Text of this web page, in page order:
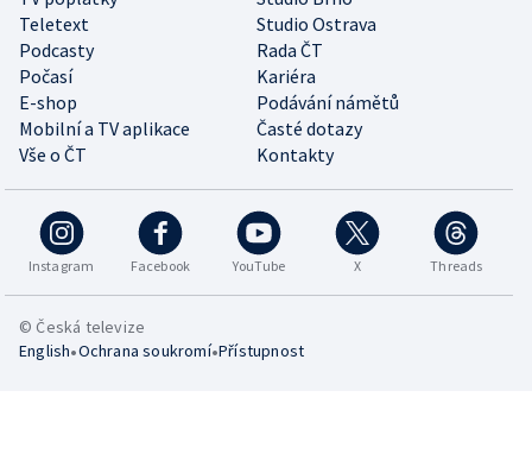
Teletext
Studio Ostrava
Podcasty
Rada ČT
Počasí
Kariéra
E-shop
Podávání námětů
Mobilní a TV aplikace
Časté dotazy
Vše o ČT
Kontakty
Instagram Facebook YouTube X Threads
© Česká televize
English•Ochrana soukromí•Přístupnost